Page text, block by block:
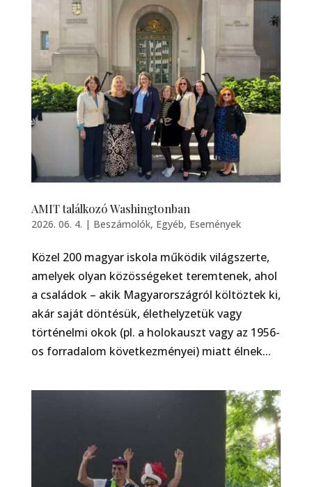
AMIT találkozó Washingtonban
2026. 06. 4. | Beszámolók, Egyéb, Események
Közel 200 magyar iskola működik világszerte,
amelyek olyan közösségeket teremtenek, ahol
a családok – akik Magyarországról költöztek ki,
akár saját döntésük, élethelyzetük vagy
történelmi okok (pl. a holokauszt vagy az 1956-
os forradalom következményei) miatt élnek...